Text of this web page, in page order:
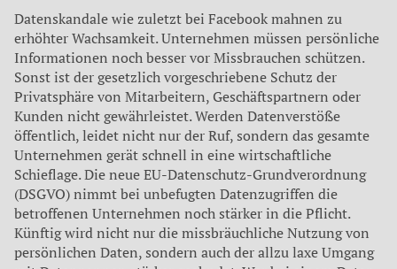
Datenskandale wie zuletzt bei Facebook mahnen zu
erhöh­ter Wachsamkeit. Unternehmen müssen persönliche
Informatio­nen noch besser vor Missbrau­chen schützen.
Sonst ist der ge­setzlich vorgeschriebene Schutz der
Privatsphäre von Mitarbei­tern, Geschäftspartnern oder
Kunden nicht gewährleistet. Werden Datenverstöße
öffent­lich, leidet nicht nur der Ruf, son­dern das gesamte
Unternehmen gerät schnell in eine wirtschaf­tliche
Schieflage. Die neue EU-Datenschutz-Grundverordnung
(DSGVO) nimmt bei unbefugten Datenzugriffen die
betroffenen Unternehmen noch stärker in die Pflicht.
Künftig wird nicht nur die missbräuchliche Nut­zung von
persönlichen Daten, sondern auch der allzu laxe Um­gang